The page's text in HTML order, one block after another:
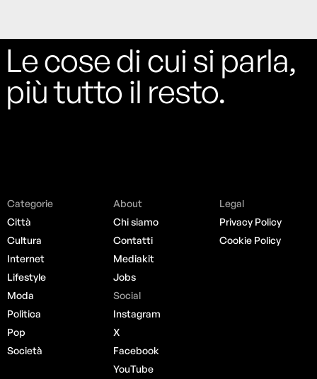
Le cose di cui si parla,
più tutto il resto.
Categorie
Città
Cultura
Internet
Lifestyle
Moda
Politica
Pop
Società
About
Chi siamo
Contatti
Mediakit
Jobs
Social
Instagram
X
Facebook
YouTube
Legal
Privacy Policy
Cookie Policy